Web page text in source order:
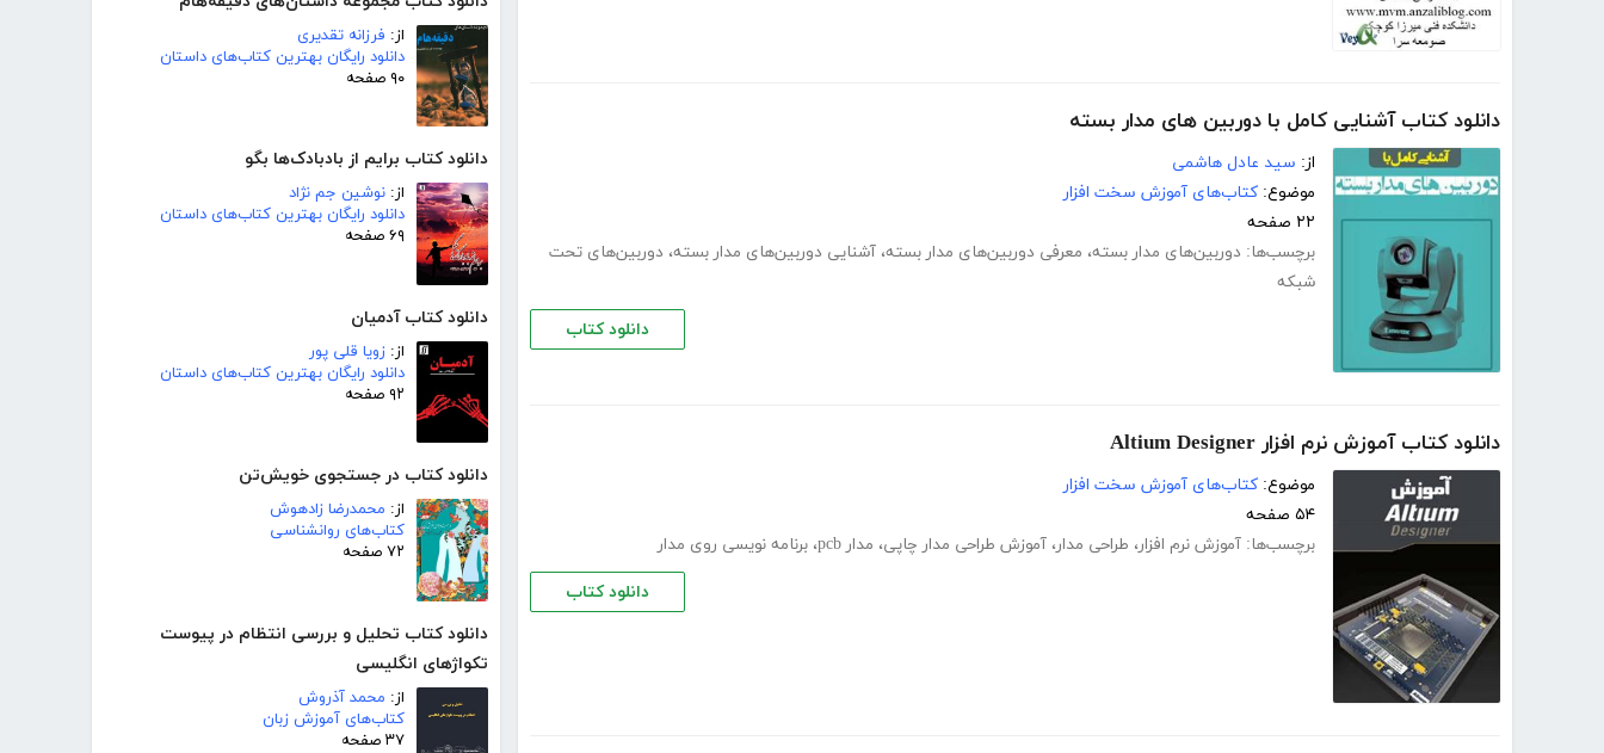
از: فرزانه تقدیری
دانلود رایگان بهترین کتاب‌های داستان
۹۰ صفحه
دانلود کتاب برایم از بادبادک‌ها بگو
از: نوشین جم نژاد
دانلود رایگان بهترین کتاب‌های داستان
۶۹ صفحه
دانلود کتاب آدمیان
از: زویا قلی پور
دانلود رایگان بهترین کتاب‌های داستان
۹۲ صفحه
دانلود کتاب در جستجوی خویش‌تن
از: محمدرضا زادهوش
کتاب‌های روانشناسی
۷۲ صفحه
دانلود کتاب تحلیل و بررسی انتظام در پیوست
تکواژهای انگلیسی
از: محمد آذروش
کتاب‌های آموزش زبان
۳۷ صفحه
دانلود کتاب آشنایی کامل با دوربین های مدار بسته
از: سید عادل هاشمی
موضوع: کتاب‌های آموزش سخت افزار
۲۲ صفحه
برچسب‌ها: دوربین‌های مدار بسته، معرفی دوربین‌های مدار بسته، آشنایی دوربین‌های مدار بسته، دوربین‌های تحت
شبکه
دانلود کتاب
دانلود کتاب آموزش نرم افزار Altium Designer
موضوع: کتاب‌های آموزش سخت افزار
۵۴ صفحه
برچسب‌ها: آموزش نرم افزار، طراحی مدار، آموزش طراحی مدار چاپی، مدار pcb ، برنامه نویسی روی مدار
دانلود کتاب